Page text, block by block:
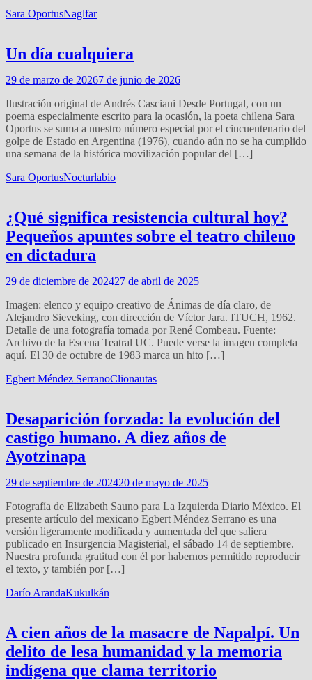
Sara OportusNaglfar
Un día cualquiera
29 de marzo de 20267 de junio de 2026
Ilustración original de Andrés Casciani Desde Portugal, con un
poema especialmente escrito para la ocasión, la poeta chilena Sara
Oportus se suma a nuestro número especial por el cincuentenario del
golpe de Estado en Argentina (1976), cuando aún no se ha cumplido
una semana de la histórica movilización popular del […]
Sara OportusNocturlabio
¿Qué significa resistencia cultural hoy?
Pequeños apuntes sobre el teatro chileno
en dictadura
29 de diciembre de 202427 de abril de 2025
Imagen: elenco y equipo creativo de Ánimas de día claro, de
Alejandro Sieveking, con dirección de Víctor Jara. ITUCH, 1962.
Detalle de una fotografía tomada por René Combeau. Fuente:
Archivo de la Escena Teatral UC. Puede verse la imagen completa
aquí. El 30 de octubre de 1983 marca un hito […]
Egbert Méndez SerranoClionautas
Desaparición forzada: la evolución del
castigo humano. A diez años de
Ayotzinapa
29 de septiembre de 202420 de mayo de 2025
Fotografía de Elizabeth Sauno para La Izquierda Diario México. El
presente artículo del mexicano Egbert Méndez Serrano es una
versión ligeramente modificada y aumentada del que saliera
publicado en Insurgencia Magisterial, el sábado 14 de septiembre.
Nuestra profunda gratitud con él por habernos permitido reproducir
el texto, y también por […]
Darío ArandaKukulkán
A cien años de la masacre de Napalpí. Un
delito de lesa humanidad y la memoria
indígena que clama territorio